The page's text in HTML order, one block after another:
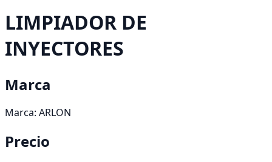
LIMPIADOR DE
INYECTORES
Marca
Marca: ARLON
Precio